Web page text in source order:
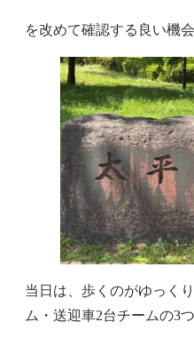
を改めて確認する良い機
当日は、歩くのがゆっく
ム・送迎車2台チームの3